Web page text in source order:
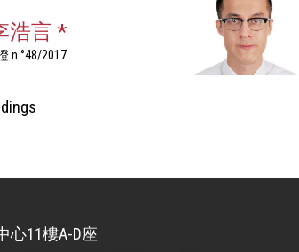
浩言 *
n.°48/2017
心11樓A-D座